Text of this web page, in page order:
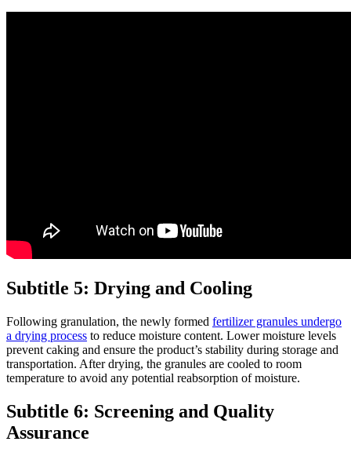
Subtitle 5: Drying and Cooling
Following granulation, the newly formed fertilizer granules undergo
a drying process to reduce moisture content. Lower moisture levels
prevent caking and ensure the product’s stability during storage and
transportation. After drying, the granules are cooled to room
temperature to avoid any potential reabsorption of moisture.
Subtitle 6: Screening and Quality
Assurance